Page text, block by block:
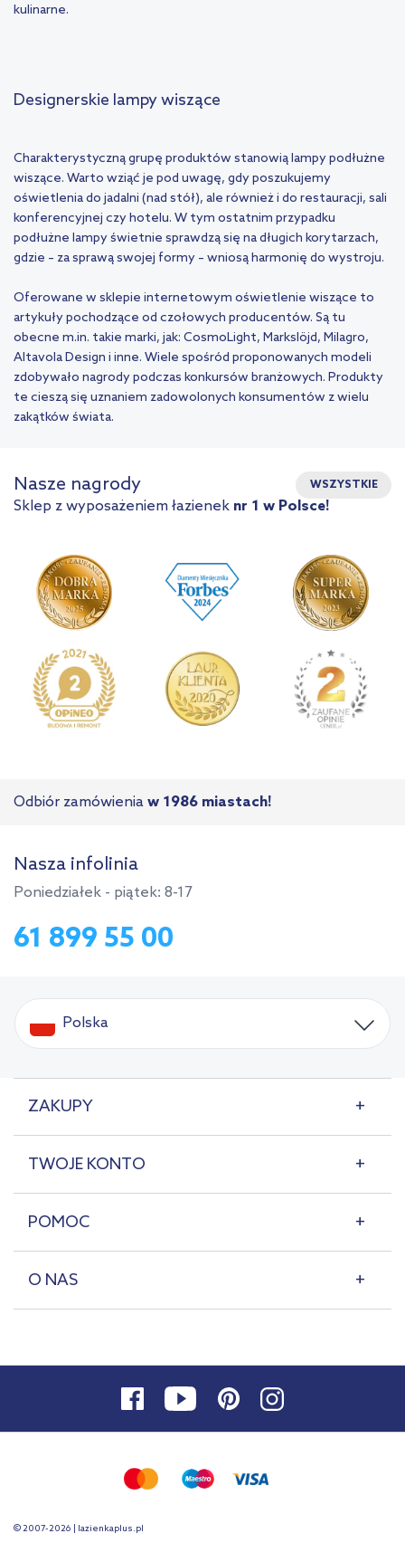
kulinarne.
Designerskie lampy wiszące
Charakterystyczną grupę produktów stanowią lampy podłużne
wiszące. Warto wziąć je pod uwagę, gdy poszukujemy
oświetlenia do jadalni (nad stół), ale również i do restauracji, sali
konferencyjnej czy hotelu. W tym ostatnim przypadku
podłużne lampy świetnie sprawdzą się na długich korytarzach,
gdzie – za sprawą swojej formy – wniosą harmonię do wystroju.
Oferowane w sklepie internetowym oświetlenie wiszące to
artykuły pochodzące od czołowych producentów. Są tu
obecne m.in. takie marki, jak: CosmoLight, Markslöjd, Milagro,
Altavola Design i inne. Wiele spośród proponowanych modeli
zdobywało nagrody podczas konkursów branżowych. Produkty
te cieszą się uznaniem zadowolonych konsumentów z wielu
zakątków świata.
Nasze nagrody WSZYSTKIE
Sklep z wyposażeniem łazienek nr 1 w Polsce!
Odbiór zamówienia w 1986 miastach!
Nasza infolinia
Poniedziałek - piątek: 8-17
61 899 55 00
Polska
ZAKUPY
TWOJE KONTO
POMOC
O NAS
© 2007-2026 | lazienkaplus.pl